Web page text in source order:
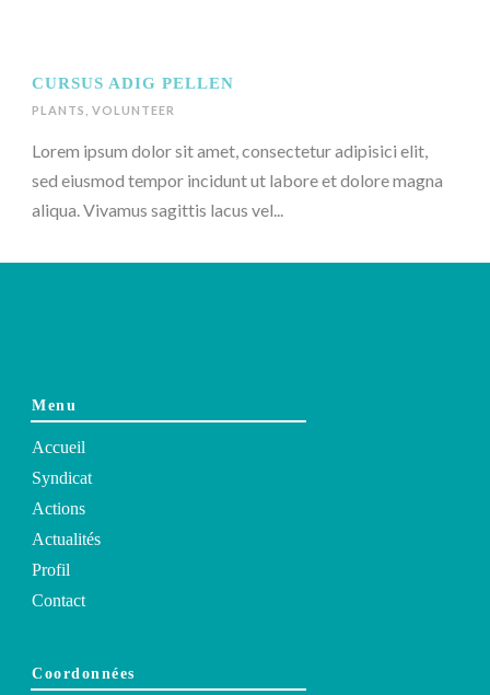
CURSUS ADIG PELLEN
PLANTS VOLUNTEER
Lorem ipsum dolor sit amet, consectetur adipisici elit,
sed eiusmod tempor incidunt ut labore et dolore magna
aliqua. Vivamus sagittis lacus vel...
Menu
Accueil
Syndicat
Actions
Actualités
Profil
Contact
Coordonnées